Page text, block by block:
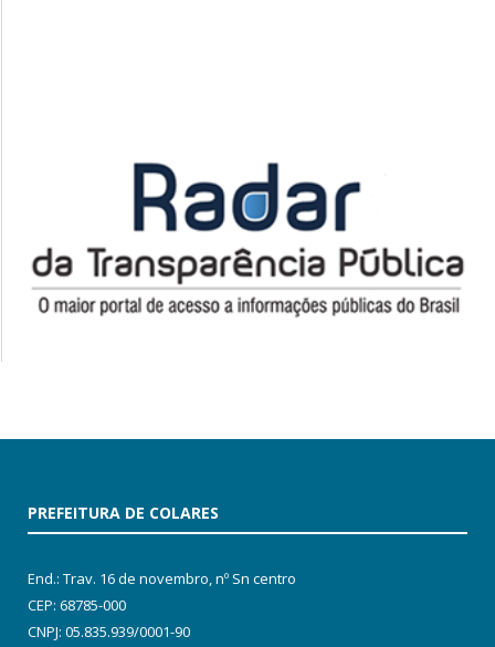
PREFEITURA DE COLARES
End.: Trav. 16 de novembro, nº Sn centro
CEP: 68785-000
CNPJ: 05.835.939/0001-90